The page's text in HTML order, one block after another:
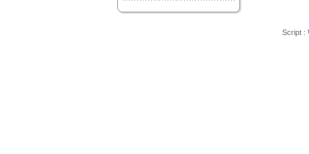
Script :